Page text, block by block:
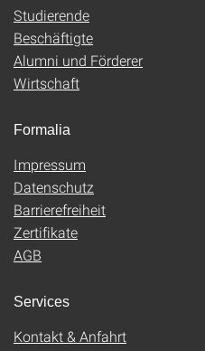
Studierende
Beschäftigte
Alumni und Förderer
Wirtschaft
Formalia
Impressum
Datenschutz
Barrierefreiheit
Zertifikate
AGB
Services
Kontakt & Anfahrt